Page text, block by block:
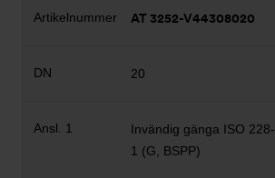
AT 3252-V44308020
20
Invändig gänga ISO 228-
1 (G, BSPP)